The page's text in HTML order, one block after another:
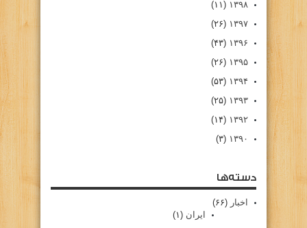
۱۳۹۸ (۱۱)
۱۳۹۷ (۲۶)
۱۳۹۶ (۴۳)
۱۳۹۵ (۲۶)
۱۳۹۴ (۵۳)
۱۳۹۳ (۲۵)
۱۳۹۲ (۱۴)
۱۳۹۰ (۳)
دسته‌ها
اخبار (۶۶)
ایران (۱)